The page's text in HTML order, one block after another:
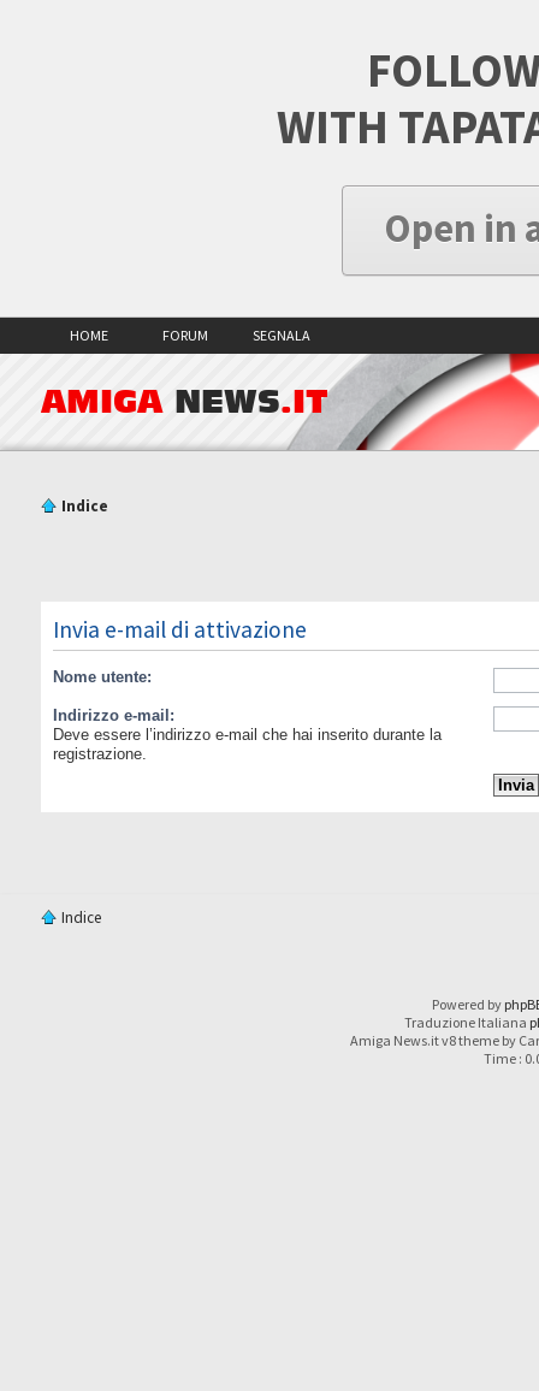
WITH
Open in
HOME FORUM SEGNALA
AMIGA NEWS.IT
Indice
Invia e-mail di attivazione
Nome utente:
Indirizzo e-mail:
Deve essere l’indirizzo e-mail che hai inserito durante la
registrazione.
Indice
Powered by
Traduzione Italiana
Amiga News.it v8 theme by
Time :